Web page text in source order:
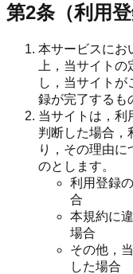
第2条（利用登
本サービスにお
上，当サイト
し，当サイト
録が完了するも
当サイトは，利
判断した場合，
り，その理由に
のとします。
利用登録
合
本規約に
場合
その他，
した場合